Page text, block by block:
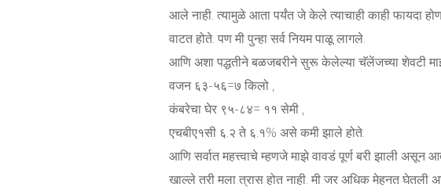
आले नाही. त्यामुळे आता पर्यंत जे केले त्याचाही काही फायदा
वाटत होते. पण मी पुन्हा सर्व नियम पाळू लागले.
आणि अशा पद्धतीने बळजबरीने सुरू केलेल्या चॅलेंजच्या शेवटी
वजन ६३-५६=७ किलो ,
कंबरेचा घेर ९५-८४= ११ सेमी ,
एचबीए१सी ६.२ ते ६.१% असे कमी झाले होते.
आणि सर्वात महत्त्वाचे म्हणजे माझे वावडं पूर्ण बरी झाली असून
खाल्ले तरी मला त्रास होत नाही. मी जर अधिक मेहनत घेतली